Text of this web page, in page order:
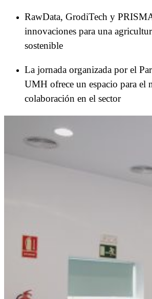
RawData, GrodiTech y
innovaciones para una
sostenible
La jornada organizada por el
UMH ofrece un espacio para el
colaboración en el sector